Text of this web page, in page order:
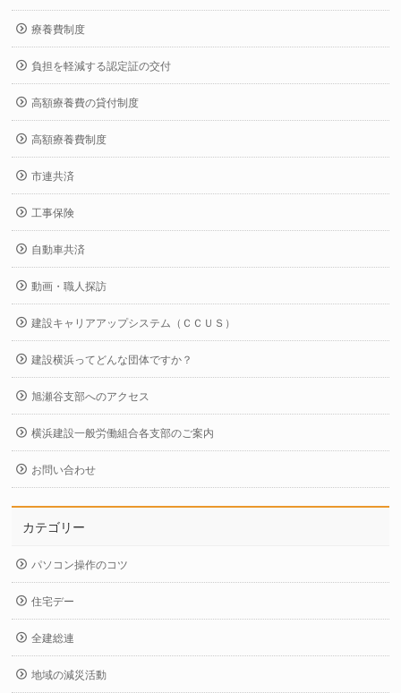
療養費制度
負担を軽減する認定証の交付
高額療養費の貸付制度
高額療養費制度
市連共済
工事保険
自動車共済
動画・職人探訪
建設キャリアアップシステム（ＣＣＵＳ）
建設横浜ってどんな団体ですか？
旭瀬谷支部へのアクセス
横浜建設一般労働組合各支部のご案内
お問い合わせ
カテゴリー
パソコン操作のコツ
住宅デー
全建総連
地域の減災活動